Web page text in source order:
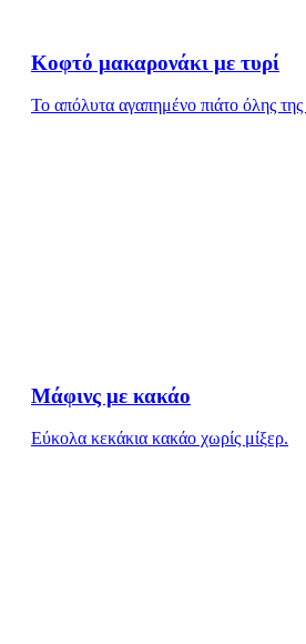
Κοφτό μακαρονάκι με τυρί
Το απόλυτα αγαπημένο πιάτο όλης της
Μάφινς με κακάο
Εύκολα κεκάκια κακάο χωρίς μίξερ.